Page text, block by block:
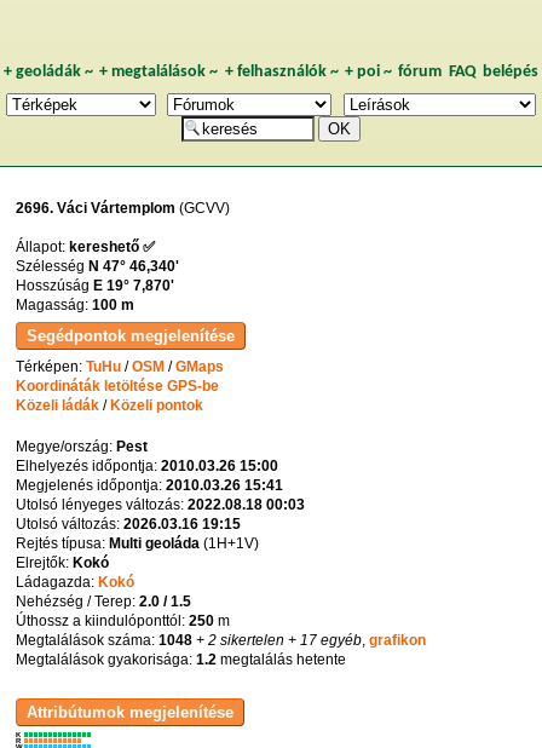
+ geoládák~ +megtalálások ~ + felhasználók~ + poi~ fórum FAQ belépés
2696. Váci Vártemplom (GCVV)
Állapot:kereshető ✅
SzélességN 47° 46,340'
HosszúságE 19° 7,870'
Magasság:100 m
Térképen:TuHu /OSM /GMaps
Koordináták letöltése GPS-be
Közeli ládák / Közeli pontok
Megye/ország: Pest
Elhelyezés időpontja:2010.03.26 15:00
Megjelenés időpontja:2010.03.26 15:41
Utolsó lényeges változás:2022.08.18 00:03
Utolsó változás:2026.03.16 19:15
Rejtés típusa: Multi geoláda (1H+1V)
Elrejtők: Kokó
Ládagazda: Kokó
Nehézség / Terep:2.0 / 1.5
Úthossz a kiindulóponttól:250 m
Megtalálások száma:1048 + 2 sikertelen + 17 egyéb,grafikon
Megtalálások gyakorisága:1.2 megtalálás hetente
K
R